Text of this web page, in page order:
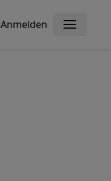
Anmelden Menü